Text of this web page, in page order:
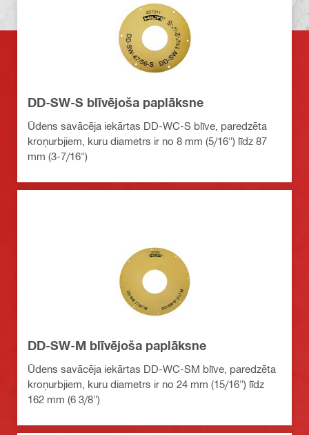
DD-SW-S blīvējoša paplāksne
Ūdens savācēja iekārtas DD-WC-S blīve, paredzēta
kroņurbjiem, kuru diametrs ir no 8 mm (5/16") līdz 87
mm (3-7/16")
DD-SW-M blīvējoša paplāksne
Ūdens savācēja iekārtas DD-WC-SM blīve, paredzēta
kroņurbjiem, kuru diametrs ir no 24 mm (15/16") līdz
162 mm (6 3/8")